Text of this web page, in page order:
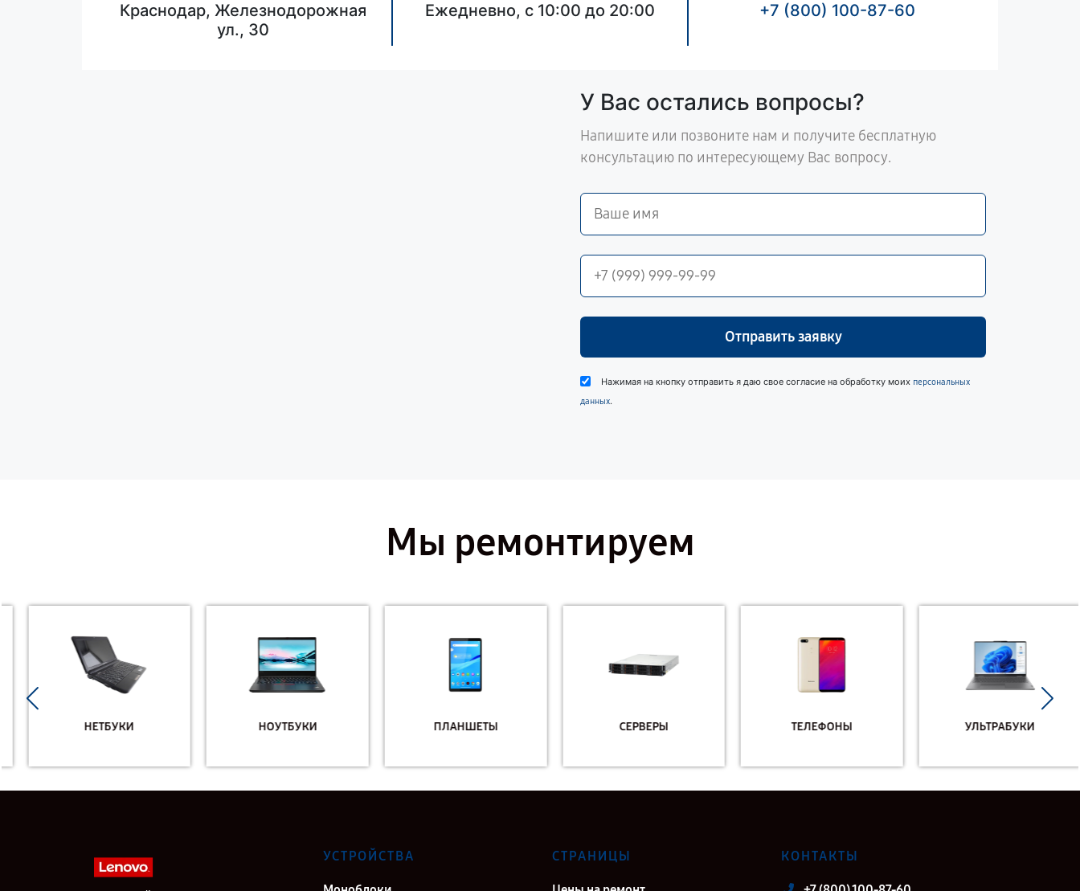
Краснодар, Железнодорожная
ул., 30
Ежедневно, с 10:00 до 20:00 +7 (800) 100-87-60
У Вас остались вопросы?
Напишите или позвоните нам и получите бесплатную
консультацию по интересующему Вас вопросу.
Отправить заявку
Нажимая на кнопку отправить я даю свое согласие на обработку моих персональных
данных.
Мы ремонтируем
НЕТБУКИ НОУТБУКИ ПЛАНШЕТЫ СЕРВЕРЫ ТЕЛЕФОНЫ УЛЬТРАБУКИ
УСТРОЙСТВА СТРАНИЦЫ КОНТАКТЫ